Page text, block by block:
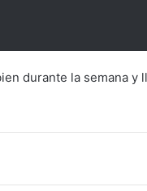
durante la semana y